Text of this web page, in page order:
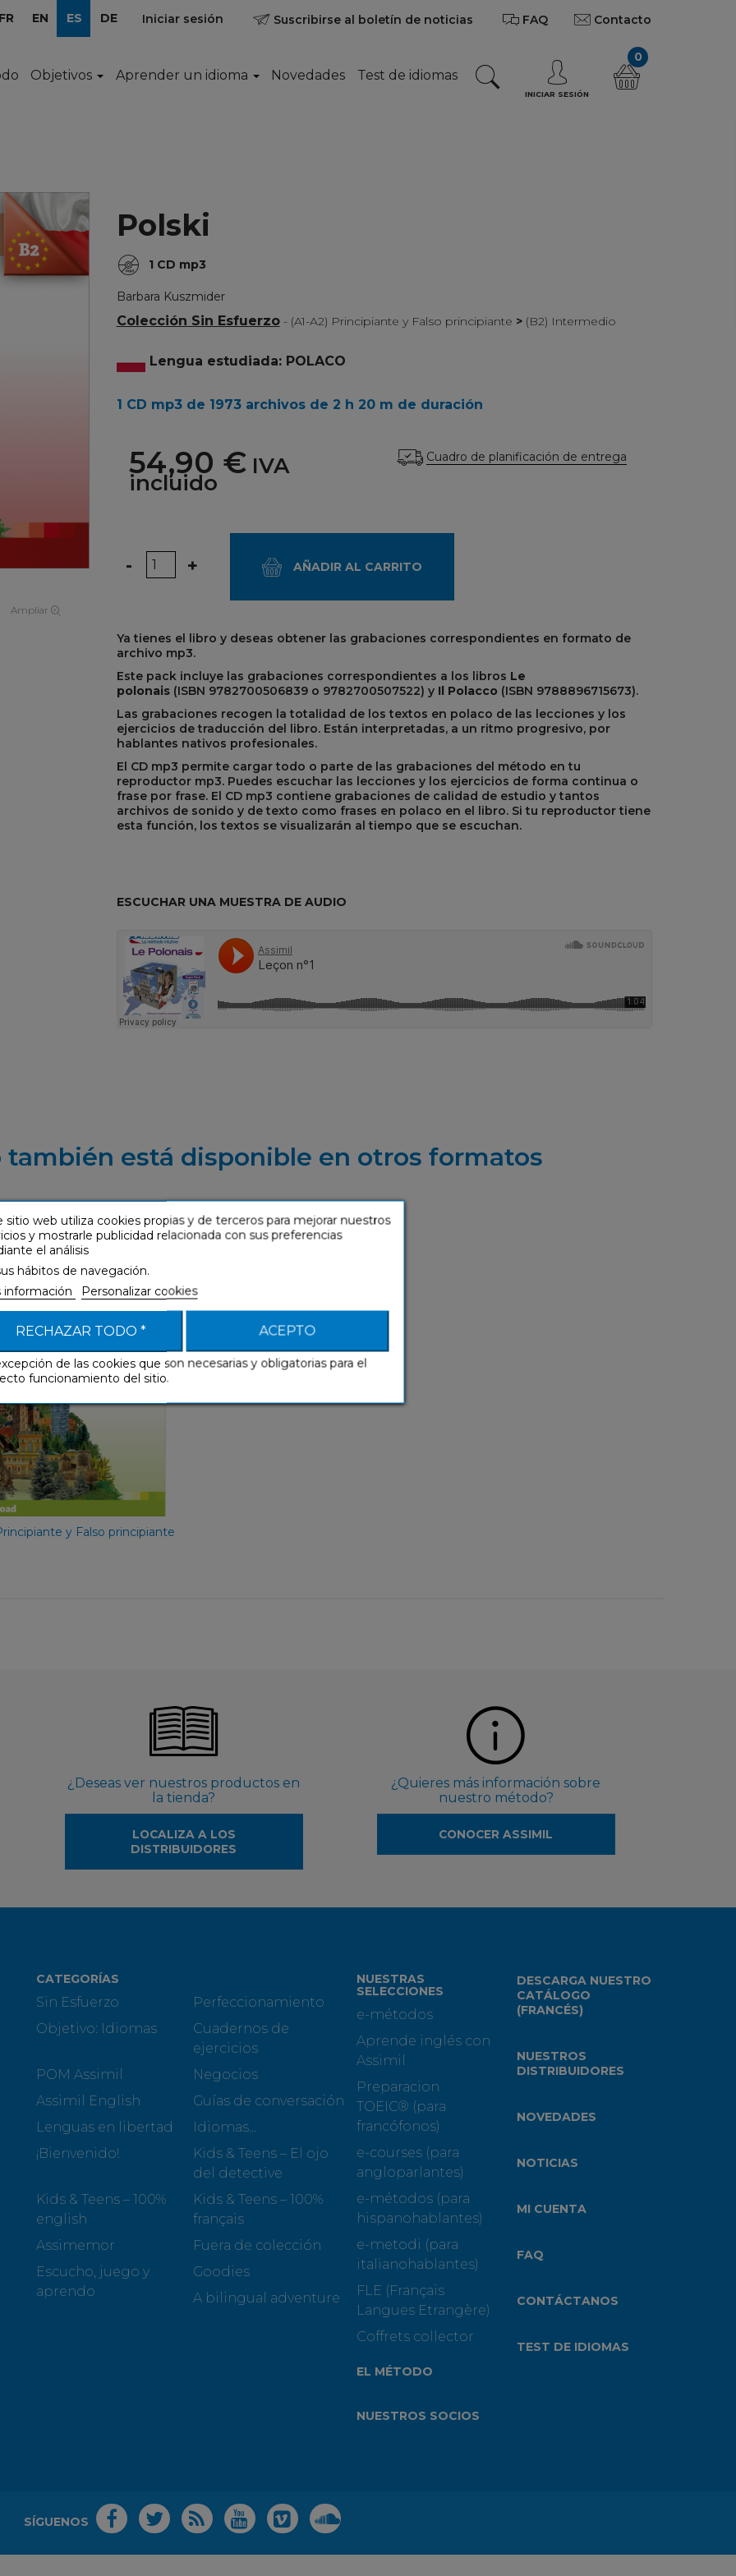
FR EN ES DE Iniciar sesión Suscribirse al boletín de noticias FAQ Contacto
Objetivos Aprender un idioma Novedades Test de idiomas
INICIAR SESIÓN
0
Ampliar
Polski
1 CD mp3
Barbara Kuszmider
Colección Sin Esfuerzo - (A1-A2) Principiante y Falso principiante >(B2) Intermedio
Lengua estudiada: POLACO
1 CD mp3 de 1973 archivos de 2 h 20 m de duración
54,90 €IVA
incluido
Cuadro de planificación de entrega
Cantidad
- + AÑADIR AL CARRITO
Ya tienes el libro y deseas obtener las grabaciones correspondientes en formato de
archivo mp3.
Este pack incluye las grabaciones correspondientes a los libros Le
polonais(ISBN 9782700506839 o 9782700507522) y Il Polacco (ISBN 9788896715673).
Las grabaciones recogen la totalidad de los textos en polaco de las lecciones y los
ejercicios de traducción del libro. Están interpretadas, a un ritmo progresivo, por
hablantes nativos profesionales.
El CD mp3 permite cargar todo o parte de las grabaciones del método en tu
reproductor mp3. Puedes escuchar las lecciones y los ejercicios de forma continua o
frase por frase. El CD mp3 contiene grabaciones de calidad de estudio y tantos
archivos de sonido y de texto como frases en polaco en el libro. Si tu reproductor tiene
esta función, los textos se visualizarán al tiempo que se escuchan.
ESCUCHAR UNA MUESTRA DE AUDIO
también está disponible en otros formatos
(mp3 descargable
polonés)
Sin Esfuerzo
y Falso principiante
49,90 €
¿Deseas ver nuestros productos en
la tienda?
LOCALIZA A LOS
DISTRIBUIDORES
¿Quieres más información sobre
nuestro método?
CONOCER ASSIMIL
CATEGORÍAS
Sin Esfuerzo
Perfeccionamiento
Objetivo: Idiomas
Cuadernos de
ejercicios
POM Assimil
Negocios
Assimil English
Guías de conversación
Lenguas en libertad
Idiomas...
¡Bienvenido!
Kids & Teens – El ojo
del detective
Kids & Teens – 100%
english
Kids & Teens – 100%
français
Assimemor
Fuera de colección
Escucho, juego y
aprendo
Goodies
A bilingual adventure
NUESTRAS
SELECCIONES
e-métodos
Aprende inglés con
Assimil
Preparacion
TOEIC® (para
francófonos)
e-courses (para
angloparlantes)
e-métodos (para
hispanohablantes)
e-metodi (para
italianohablantes)
FLE (Français
Langues Etrangère)
Coffrets collector
EL MÉTODO
NUESTROS SOCIOS
DESCARGA NUESTRO
CATÁLOGO
(FRANCÉS)
NUESTROS
DISTRIBUIDORES
NOVEDADES
NOTICIAS
MI CUENTA
FAQ
CONTÁCTANOS
TEST DE IDIOMAS
sitio web utiliza cookies propias y de terceros para mejorar nuestros
y mostrarle publicidad relacionada con sus preferencias
el análisis
hábitos de navegación.
información
Personalizar cookies
RECHAZAR TODO * ACEPTO
de las cookies que son necesarias y obligatorias para el
funcionamiento del sitio.
SÍGUENOS